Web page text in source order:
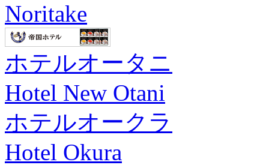
Noritake
ホテルオータニ
Hotel New Otani
ホテルオークラ
Hotel Okura